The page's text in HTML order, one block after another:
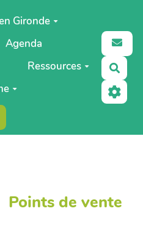
Gironde
Agenda
Ressources
Points de vente